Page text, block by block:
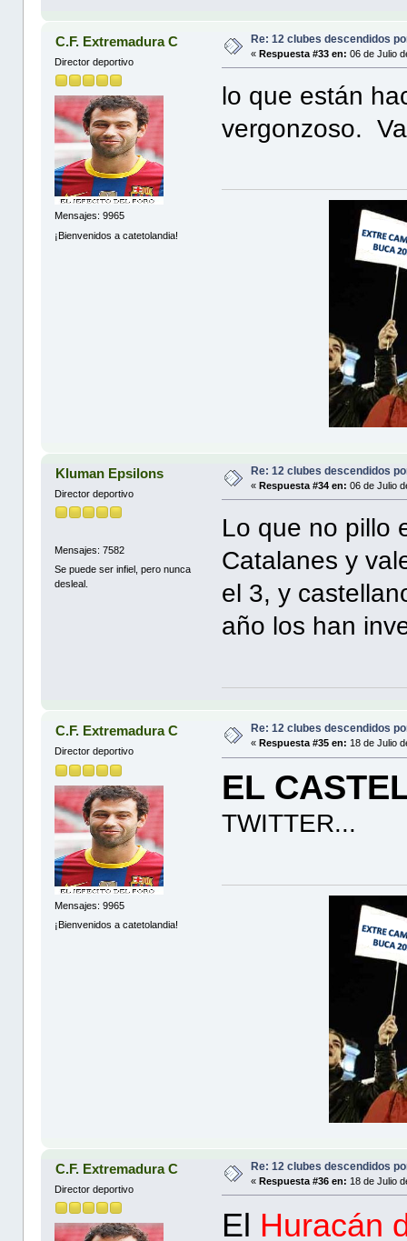
C.F. Extremadura C
Director deportivo
Mensajes: 9965
¡Bienvenidos a catetolandia!
Re: 12 clubes descendidos
«Respuesta #33 en: 06 de Julio
lo que están
vergonzoso.
Kluman Epsilons
Director deportivo
Mensajes: 7582
Se puede ser infiel, pero nunca
desleal.
Re: 12 clubes descendidos
«Respuesta #34 en: 06 de Julio
Lo que no pillo
Catalanes y
el 3, y
año los han
C.F. Extremadura C
Director deportivo
Mensajes: 9965
¡Bienvenidos a catetolandia!
Re: 12 clubes descendidos
« Respuesta #35 en: 18 de Julio
EL
TWITTER...
C.F. Extremadura C
Director deportivo
Re: 12 clubes descendidos
«Respuesta #36 en: 18 de Julio
El Huracán